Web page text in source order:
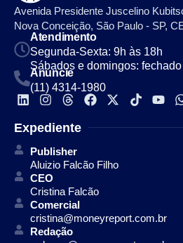
Avenida Presidente Juscelino
Nova Conceição, São Paulo - SP,
Atendimento
Segunda-Sexta: 9h às 18h
Sábados e domingos: fechado
Anuncie
(11) 4314-1980
Expediente
Publisher
Aluizio Falcão Filho
CEO
Cristina Falcão
Comercial
cristina@moneyreport.com.br
Redação